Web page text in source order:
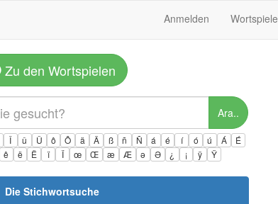
Anmelden Wortspiele
Zu den Wortspielen
Ara..
Î û Û ô Ô ä Ä ß ñ Ñ á é í ó ú Á
É
ê ë Ë ï Ï œ Œ æ Æ ə Ə ¿ ¡ ÿ Ÿ
Die Stichwortsuche